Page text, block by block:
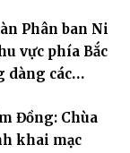
Phân ban Ni
vực phía Bắc
dàng các
Đồng: Chùa
khai mạc